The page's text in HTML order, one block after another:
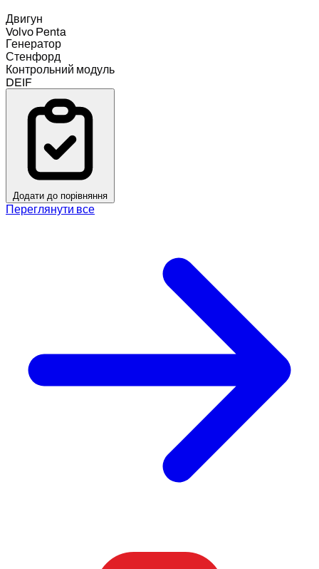
Двигун
Volvo Penta
Генератор
Стенфорд
Контрольний модуль
DEIF
Додати до порівняння
Переглянути все